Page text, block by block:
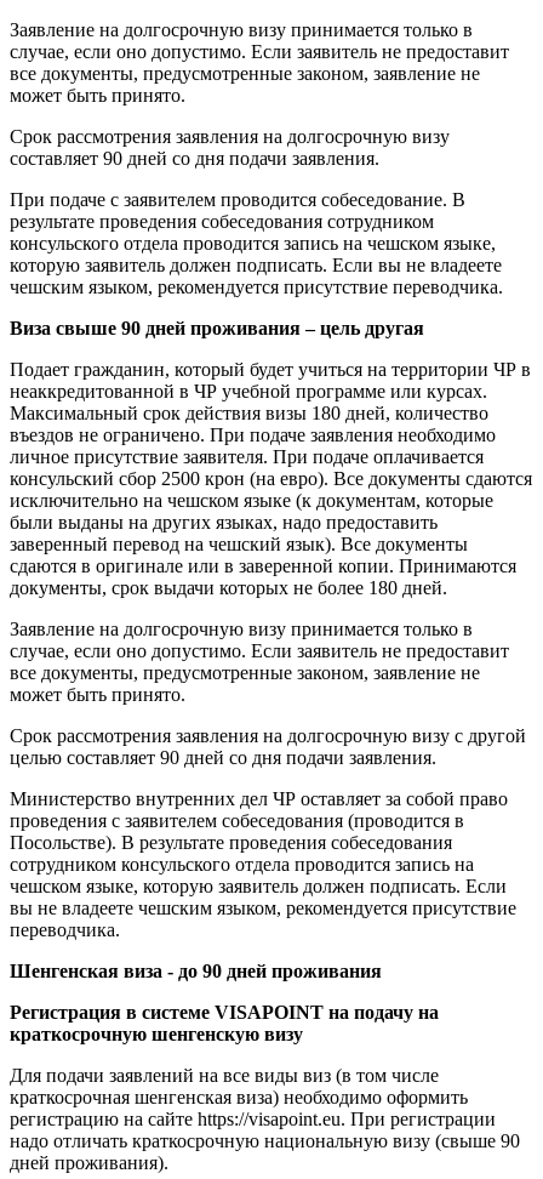
Заявление на долгосрочную визу принимается только в
случае, если оно допустимо. Если заявитель не предоставит
все документы, предусмотренные законом, заявление не
может быть принято.
Срок рассмотрения заявления на долгосрочную визу
составляет 90 дней со дня подачи заявления.
При подаче с заявителем проводится собеседование. В
результате проведения собеседования сотрудником
консульского отдела проводится запись на чешском языке,
которую заявитель должен подписать. Если вы не владеете
чешским языком, рекомендуется присутствие переводчика.
Виза свыше 90 дней проживания – цель другая
Подает гражданин, который будет учиться на территории ЧР в
неаккредитованной в ЧР учебной программе или курсах.
Максимальный срок действия визы 180 дней, количество
въездов не ограничено. При подаче заявления необходимо
личное присутствие заявителя. При подаче оплачивается
консульский сбор 2500 крон (на евро). Все документы сдаются
исключительно на чешском языке (к документам, которые
были выданы на других языках, надо предоставить
заверенный перевод на чешский язык). Все документы
сдаются в оригинале или в заверенной копии. Принимаются
документы, срок выдачи которых не более 180 дней.
Заявление на долгосрочную визу принимается только в
случае, если оно допустимо. Если заявитель не предоставит
все документы, предусмотренные законом, заявление не
может быть принято.
Срок рассмотрения заявления на долгосрочную визу с другой
целью составляет 90 дней со дня подачи заявления.
Министерство внутренних дел ЧР оставляет за собой право
проведения с заявителем собеседования (проводится в
Посольстве). В результате проведения собеседования
сотрудником консульского отдела проводится запись на
чешском языке, которую заявитель должен подписать. Если
вы не владеете чешским языком, рекомендуется присутствие
переводчика.
Шенгенская виза - до 90 дней проживания
Регистрация в системе VISAPOINT на подачу на
краткосрочную шенгенскую визу
Для подачи заявлений на все виды виз (в том числе
краткосрочная шенгенская виза) необходимо оформить
регистрацию на сайте https://visapoint.eu. При регистрации
надо отличать краткосрочную национальную визу (свыше 90
дней проживания).